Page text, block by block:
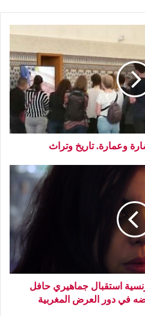
وعمارة. تاريخ وتراث
استقبال جماهيري حافل
في دور العرض المغربية